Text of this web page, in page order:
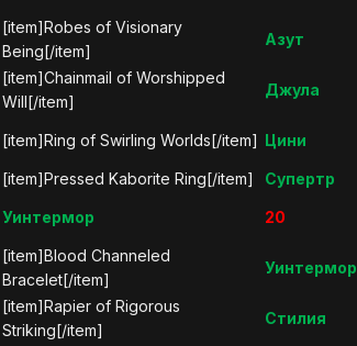
[item]Robes of Visionary
Being[/item]
Азут
[item]Chainmail of Worshipped
Will[/item]
Джула
[item]Ring of Swirling Worlds[/item] Цини
[item]Pressed Kaborite Ring[/item]
Супертр
Уинтермор 20
[item]Blood Channeled
Bracelet[/item]
Уинтермор
[item]Rapier of Rigorous
Striking[/item]
Стилия